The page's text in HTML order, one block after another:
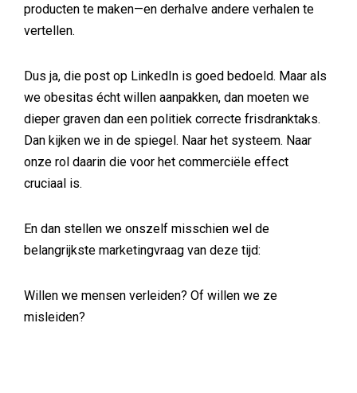
producten te maken—en derhalve andere verhalen te
vertellen.
Dus ja, die post op LinkedIn is goed bedoeld. Maar als
we obesitas écht willen aanpakken, dan moeten we
dieper graven dan een politiek correcte frisdranktaks.
Dan kijken we in de spiegel. Naar het systeem. Naar
onze rol daarin die voor het commerciële effect
cruciaal is.
En dan stellen we onszelf misschien wel de
belangrijkste marketingvraag van deze tijd:
Willen we mensen verleiden? Of willen we ze
misleiden?